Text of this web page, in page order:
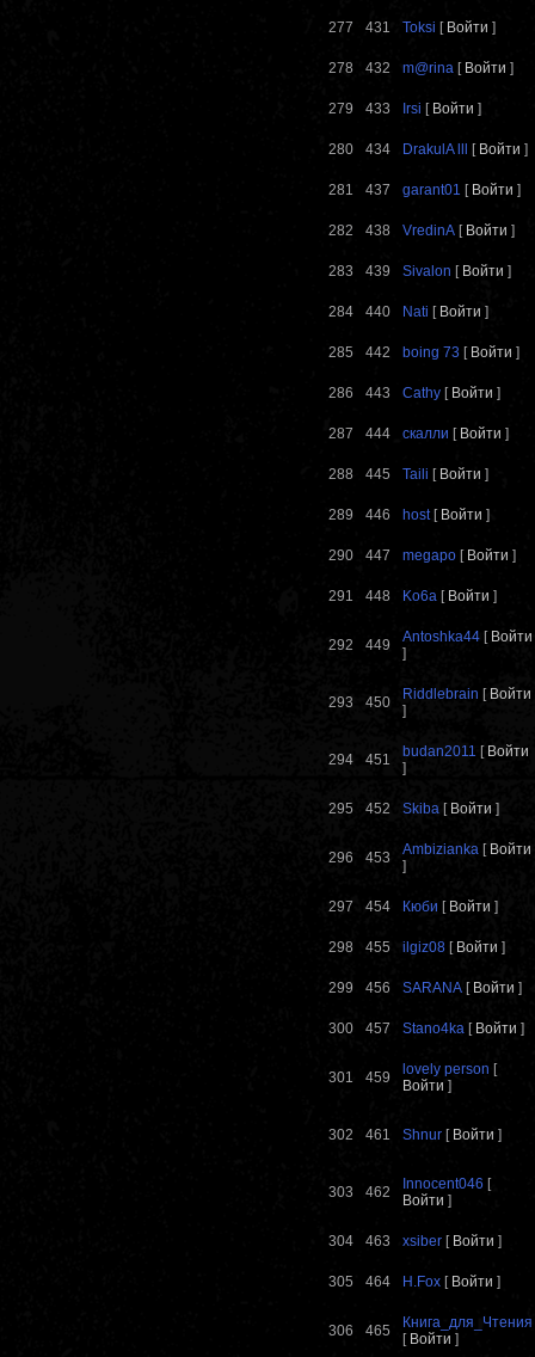
277 431 Toksi [ Войти ]
278 432 m@rina [ Войти ]
279 433 Irsi [ Войти ]
280 434 DrakulA lll [ Войти ]
281 437 garant01 [ Войти ]
282 438 VredinA [ Войти ]
283 439 Sivalon [ Войти ]
284 440 Nati [ Войти ]
285 442 boing 73 [ Войти ]
286 443 Cathy [ Войти ]
287 444 скалли [ Войти ]
288 445 Taili [ Войти ]
289 446 host[ Войти ]
290 447 megapo [ Войти ]
291 448 Ko6a [ Войти ]
292 449 Antoshka44 [ Войти
]
293 450 Riddlebrain [ Войти
]
294 451 budan2011 [ Войти
]
295 452 Skiba [ Войти ]
296 453 Ambizianka [ Войти
]
297 454 Кюби [ Войти ]
298 455 ilgiz08 [ Войти ]
299 456 SARANA [ Войти ]
300 457 Stano4ka [ Войти ]
301 459 lovely person [
Войти ]
302 461 Shnur [ Войти ]
303 462 Innocent046 [
Войти ]
304 463 xsiber [ Войти ]
305 464 H.Fox [ Войти ]
306 465
Книга_для_Чтения
[ Войти ]